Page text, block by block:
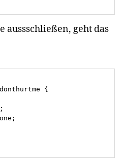
aussschließen, geht das
{